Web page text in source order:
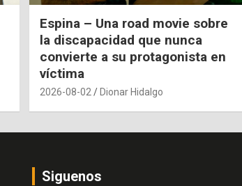
Espina – Una road movie sobre
la discapacidad que nunca
convierte a su protagonista en
víctima
2026-08-02 Dionar Hidalgo
Siguenos